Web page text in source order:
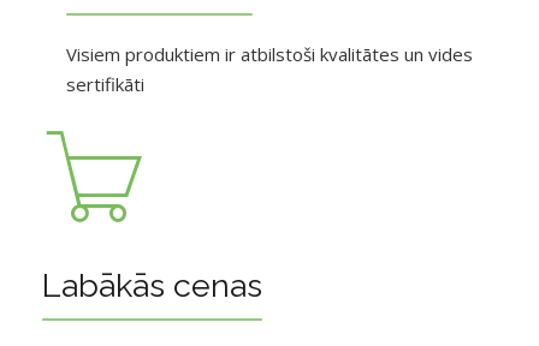
Visiem produktiem ir atbilstoši kvalitātes un vides
sertifikāti
Labākās cenas